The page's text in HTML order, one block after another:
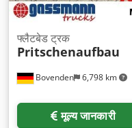
Bovenden 6,798 km
फ्लैटबेड ट्रक
Pritschenaufbau
मूल्य जानकारी